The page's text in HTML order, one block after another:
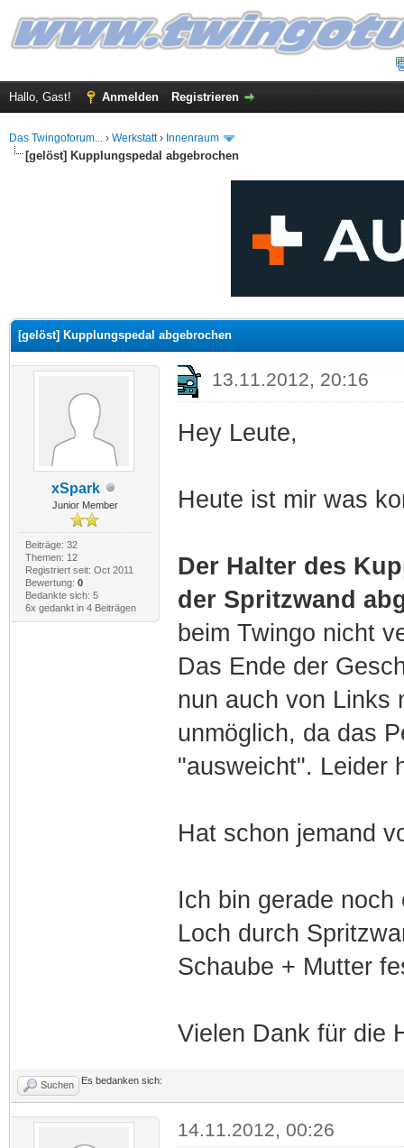
Hallo, Gast! Anmelden Registrieren
Das Twingoforum... › Werkstatt› Innenraum
[gelöst] Kupplungspedal abgebrochen
[gelöst] Kupplungspedal abgebrochen
xSpark
Junior Member
Beiträge: 32
Themen: 12
Registriert seit: Oct 2011
Bewertung: 0
Bedankte sich: 5
6x gedankt in 4 Beiträgen
13.11.2012, 20:16
Hey Leute,
Heute ist mir was
Der Halter des
der Spritzwand
beim Twingo nicht
Das Ende der
nun auch von Links
unmöglich, da das
"ausweicht". Leider
Hat schon jemand
Ich bin gerade
Loch durch
Schaube + Mutter
Vielen Dank für die
Suchen Es bedanken sich:
14.11.2012, 00:26